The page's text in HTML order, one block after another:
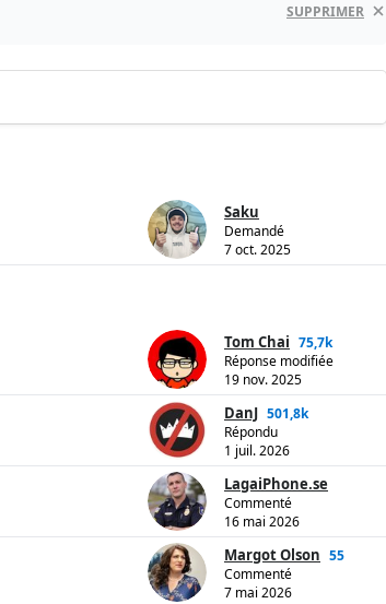
SUPPRIMER
Saku
Demandé
7 oct. 2025
Tom Chai 75,7k
Réponse modifiée
19 nov. 2025
DanJ 501,8k
Répondu
1 juil. 2026
LagaiPhone.se
Commenté
16 mai 2026
Margot Olson 55
Commenté
7 mai 2026